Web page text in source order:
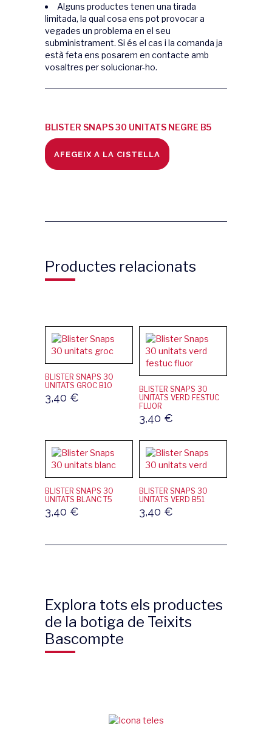
Alguns productes tenen una tirada
limitada, la qual cosa ens pot provocar a
vegades un problema en el seu
subministrament. Si és el cas i la comanda ja
està feta ens posarem en contacte amb
vosaltres per solucionar-ho.
BLISTER SNAPS 30 UNITATS NEGRE B5
quantity
AFEGEIX A LA CISTELLA
Productes relacionats
BLISTER SNAPS 30
UNITATS GROC B10
3,40 €
BLISTER SNAPS 30
UNITATS VERD FESTUC
FLUOR
3,40 €
BLISTER SNAPS 30
UNITATS BLANC T5
3,40 €
BLISTER SNAPS 30
UNITATS VERD B51
3,40 €
Explora tots els productes
de la botiga de Teixits
Bascompte